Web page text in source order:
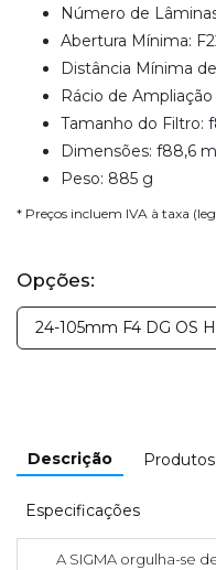
Número de
Abertura Mínima:
Distância Mínima
Rácio de Ampliação
Tamanho do Filtro:
Dimensões: f88,6
Peso: 885 g
* Preços incluem IVA à taxa
Opções:
24-105mm F4 DG OS
Descrição
Especificações
A SIGMA orgulha-se